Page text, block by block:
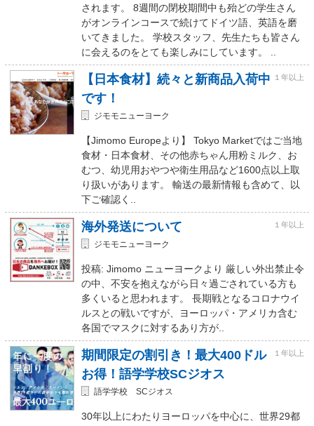
されます。 8週間の閉校期間中も殆どの学生さん
がオンラインコースで続けてドイツ語、英語を磨
いてきました。 学校スタッフ、先生たちも皆さん
に会えるのをとても楽しみにしています。 ..
【日本食材】続々と新商品入荷中
です！
１年以上
ジモモニューヨーク
【Jimomo Europeより】 Tokyo Marketではご当地
食材・日本食材、その他赤ちゃん用粉ミルク、お
むつ、幼児用おやつや衛生用品など1600点以上取
り扱いがあります。 輸送の最新情報も含めて、以
下ご確認く..
海外発送について １年以上
ジモモニューヨーク
投稿: Jimomo ニューヨークより 厳しい外出禁止令
の中、不安を抱えながら日々過ごされている方も
多くいると思われます。 長期戦となるコロナウイ
ルスとの戦いですが、ヨーロッパ・アメリカ含む
各国でマスクに対するあり方が..
期間限定の割引き！最大400ドル
お得！語学学校SCジオス
１年以上
語学学校 SCジオス
30年以上にわたりヨーロッパを中心に、世界29都